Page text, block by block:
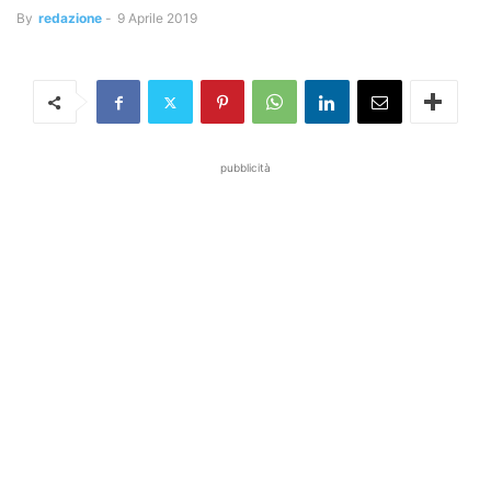
By redazione - 9 Aprile 2019
pubblicità